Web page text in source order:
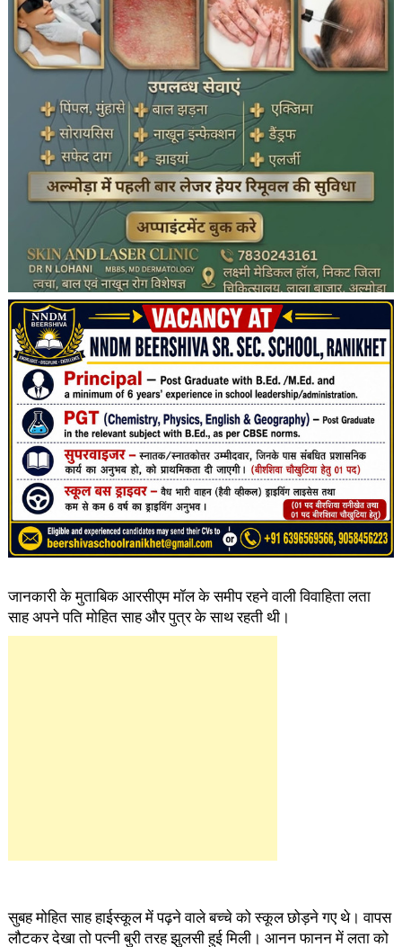
जानकारी के मुताबिक आरसीएम मॉल के समीप रहने वाली विवाहिता लता
साह अपने पति मोहित साह और पुत्र के साथ रहती थी।
सुबह मोहित साह हाईस्कूल में पढ़ने वाले बच्चे को स्कूल छोड़ने गए थे। वापस
लौटकर देखा तो पत्नी बुरी तरह झुलसी हुई मिली। आनन फानन में लता को